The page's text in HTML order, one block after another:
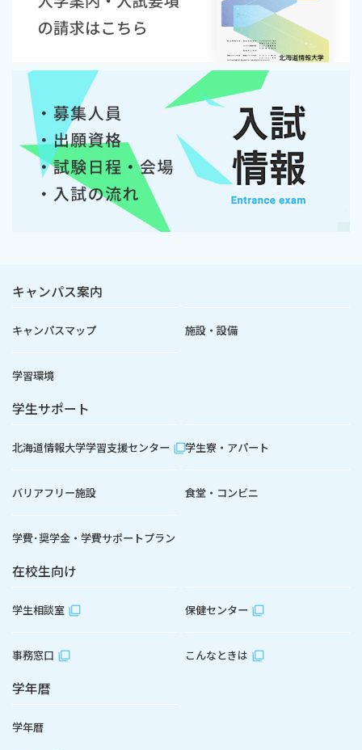
キャンパス案内
キャンパスマップ 施設・設備
学習環境
学生サポート
北海道情報大学学習支援センター 学生寮・アパート
バリアフリー施設 食堂・コンビニ
学費･奨学金・学費サポートプラン
在校生向け
学生相談室 保健センター
事務窓口 こんなときは
学年暦
学年暦